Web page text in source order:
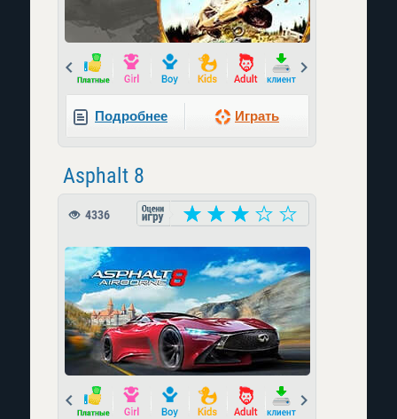
Prev
Подробнее Играть
Asphalt 8
4336
Prev